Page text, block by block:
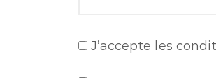
J’accepte les